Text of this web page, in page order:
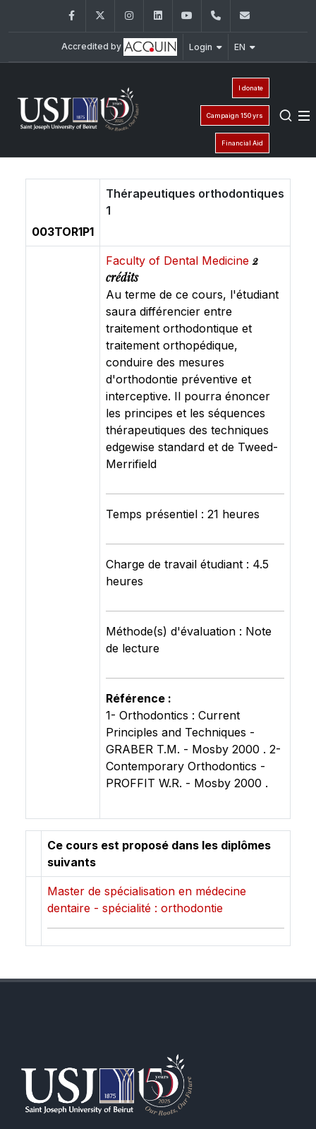
FacebookTwitter InstagramLinkedInYouTube+961 (1) 421 280
Accredited by Login EN
I donate
Campaign 150 yrs
Financial Aid
003TOR1P1
Thérapeutiques orthodontiques
1
Faculty of Dental Medicine2
crédits
Au terme de ce cours, l'étudiant
saura différencier entre
traitement orthodontique et
traitement orthopédique,
conduire des mesures
d'orthodontie préventive et
interceptive. Il pourra énoncer
les principes et les séquences
thérapeutiques des techniques
edgewise standard et de Tweed-
Merrifield
Temps présentiel : 21 heures
Charge de travail étudiant : 4.5
heures
Méthode(s) d'évaluation : Note
de lecture
Référence :
1- Orthodontics : Current
Principles and Techniques -
GRABER T.M. - Mosby 2000 . 2-
Contemporary Orthodontics -
PROFFIT W.R. - Mosby 2000 .
Ce cours est proposé dans les diplômes
suivants
Master de spécialisation en médecine
dentaire - spécialité : orthodontie